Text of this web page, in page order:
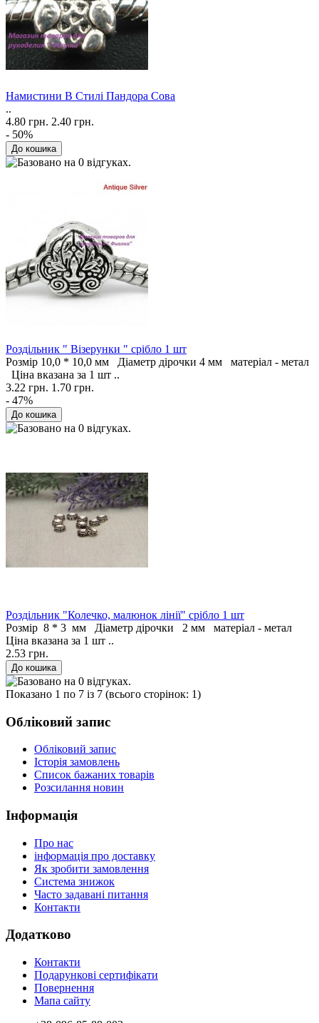
Намистини В Стилі Пандора Сова
..
4.80 грн. 2.40 грн.
- 50%
Роздільник " Візерунки " срібло 1 шт
Розмір 10,0 * 10,0 мм Діаметр дірочки 4 мм матеріал - метал
Ціна вказана за 1 шт ..
3.22 грн. 1.70 грн.
- 47%
Роздільник "Колечко, малюнок лінії" срібло 1 шт
Розмір 8 * 3 мм Діаметр дірочки 2 мм матеріал - метал
Ціна вказана за 1 шт ..
2.53 грн.
Показано 1 по 7 із 7 (всього сторінок: 1)
Обліковий запис
Обліковий запис
Історія замовлень
Список бажаних товарів
Розсилання новин
Інформація
Про нас
інформація про доставку
Як зробити замовлення
Система знижок
Часто задавані питання
Контакти
Додатково
Контакти
Подарункові сертифікати
Повернення
Мапа сайту